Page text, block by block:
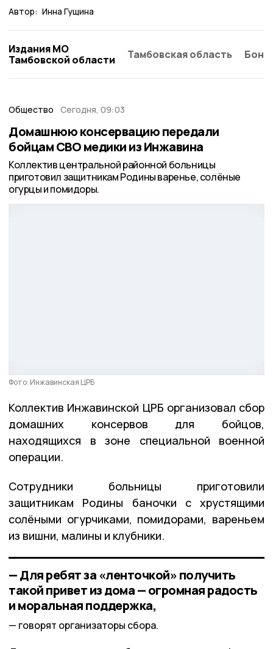
Автор: Инна Гущина
Издания МО
Тамбовской области
Тамбовская область
Общество Сегодня, 09:03
Домашнюю консервацию передали
бойцам СВО медики из Инжавина
Коллектив центральной районной больницы
приготовил защитникам Родины варенье, солёные
огурцы и помидоры.
Фото: Инжавинская ЦРБ
Коллектив Инжавинской ЦРБ организовал сбор
домашних консервов для бойцов,
находящихся в зоне специальной военной
операции.
Сотрудники больницы приготовили
защитникам Родины баночки с хрустящими
солёными огурчиками, помидорами, вареньем
из вишни, малины и клубники.
— Для ребят за «ленточкой» получить
такой привет из дома — огромная радость
и моральная поддержка,
говорят организаторы сбора.